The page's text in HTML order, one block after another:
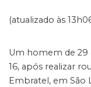
(atualizado às
Um homem de 29
16, após realizar
Embratel, em São